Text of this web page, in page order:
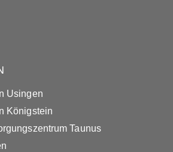
Usingen
Königstein
Taunus